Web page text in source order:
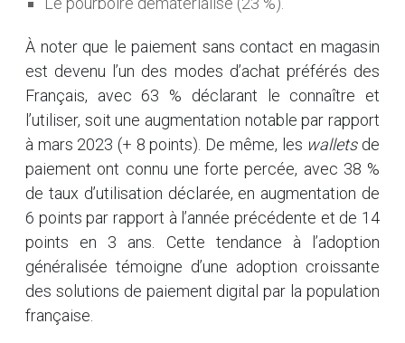
À noter que le paiement sans contact en magasin
est devenu l’un des modes d’achat préférés des
Français, avec 63 % déclarant le connaître et
l’utiliser, soit une augmentation notable par rapport
à mars 2023 (+ 8 points). De même, les walletsde
paiement ont connu une forte percée, avec 38 %
de taux d’utilisation déclarée, en augmentation de
6 points par rapport à l’année précédente et de 14
points en 3 ans. Cette tendance à l’adoption
généralisée témoigne d’une adoption croissante
des solutions de paiement digital par la population
française.